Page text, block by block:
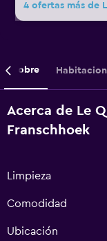
4 ofertas más de
Sobre
Acerca de Le
Franschhoek
Limpieza
Comodidad
Ubicación